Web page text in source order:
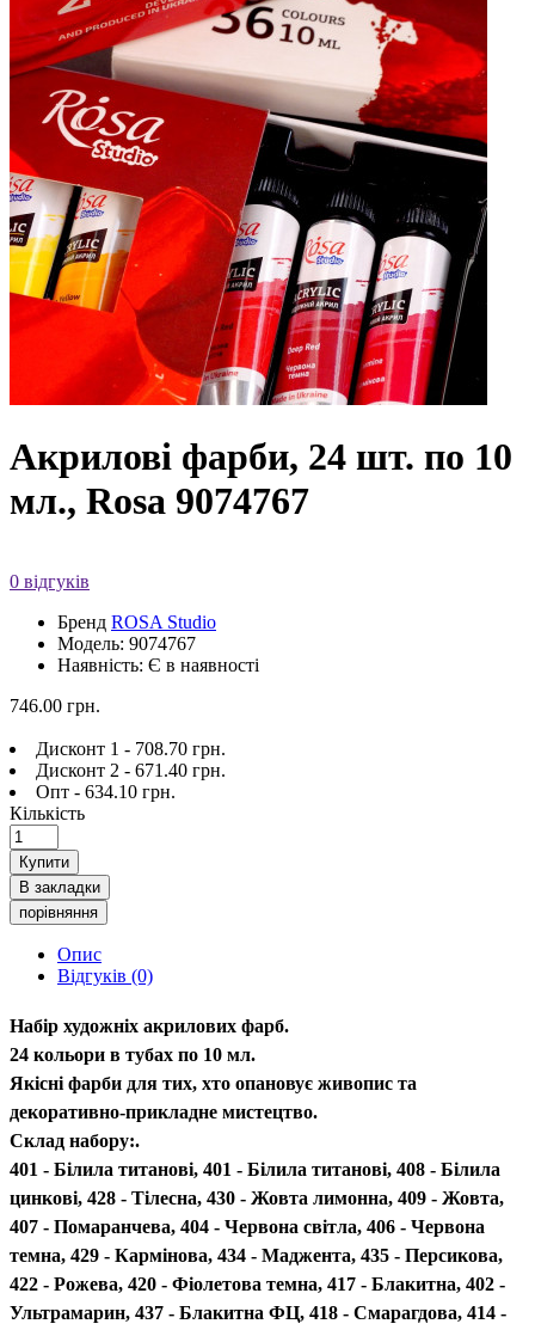
Акрилові фарби, 24 шт. по 10
мл., Rosa 9074767
0 відгуків
Бренд ROSA Studio
Модель: 9074767
Наявність: Є в наявності
746.00 грн.
Дисконт 1 - 708.70 грн.
Дисконт 2 - 671.40 грн.
Опт - 634.10 грн.
Кількість
Купити
В закладки
порівняння
Опис
Відгуків (0)
Набір художніх акрилових фарб.
24 кольори в тубах по 10 мл.
Якісні фарби для тих, хто опановує живопис та
декоративно-прикладне мистецтво.
Склад набору:.
401 - Білила титанові, 401 - Білила титанові, 408 - Білила
цинкові, 428 - Тілесна, 430 - Жовта лимонна, 409 - Жовта,
407 - Помаранчева, 404 - Червона світла, 406 - Червона
темна, 429 - Кармінова, 434 - Маджента, 435 - Персикова,
422 - Рожева, 420 - Фіолетова темна, 417 - Блакитна, 402 -
Ультрамарин, 437 - Блакитна ФЦ, 418 - Смарагдова, 414 -